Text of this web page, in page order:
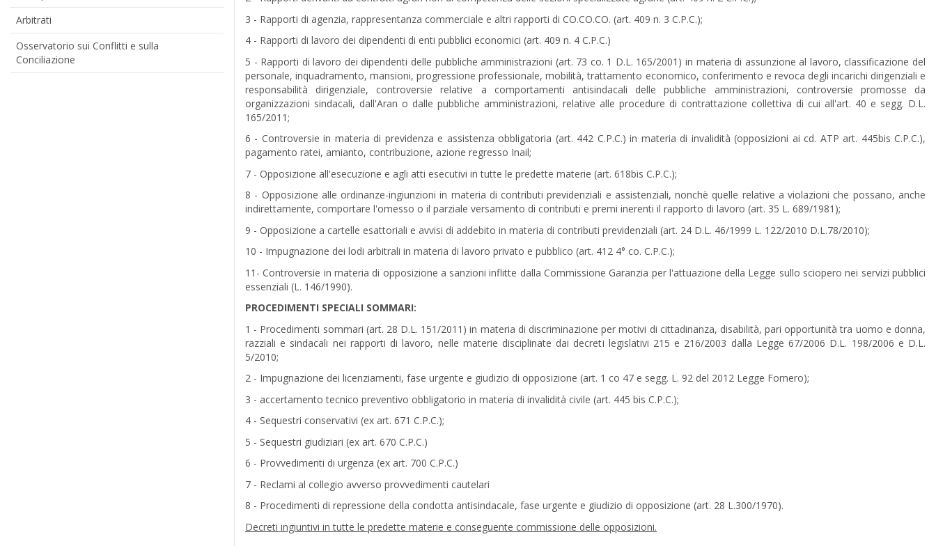
Arbitrati
Osservatorio sui Conflitti e sulla
Conciliazione
3 - Rapporti di agenzia, rappresentanza commerciale e altri rapporti di CO.CO.CO. (art. 409 n. 3 C.P.C.);
4 - Rapporti di lavoro dei dipendenti di enti pubblici economici (art. 409 n. 4 C.P.C.)
5 - Rapporti di lavoro dei dipendenti delle pubbliche amministrazioni (art. 73 co. 1 D.L. 165/2001) in materia di assunzione al lavoro, classificazione del
personale, inquadramento, mansioni, progressione professionale, mobilità, trattamento economico, conferimento e revoca degli incarichi dirigenziali e
responsabilità dirigenziale, controversie relative a comportamenti antisindacali delle pubbliche amministrazioni, controversie promosse da
organizzazioni sindacali, dall'Aran o dalle pubbliche amministrazioni, relative alle procedure di contrattazione collettiva di cui all'art. 40 e segg. D.L.
165/2011;
6 - Controversie in materia di previdenza e assistenza obbligatoria (art. 442 C.P.C.) in materia di invalidità (opposizioni ai cd. ATP art. 445bis C.P.C.),
pagamento ratei, amianto, contribuzione, azione regresso Inail;
7 - Opposizione all'esecuzione e agli atti esecutivi in tutte le predette materie (art. 618bis C.P.C.);
8 - Opposizione alle ordinanze-ingiunzioni in materia di contributi previdenziali e assistenziali, nonchè quelle relative a violazioni che possano, anche
indirettamente, comportare l'omesso o il parziale versamento di contributi e premi inerenti il rapporto di lavoro (art. 35 L. 689/1981);
9 - Opposizione a cartelle esattoriali e avvisi di addebito in materia di contributi previdenziali (art. 24 D.L. 46/1999 L. 122/2010 D.L.78/2010);
10 - Impugnazione dei lodi arbitrali in materia di lavoro privato e pubblico (art. 412 4° co. C.P.C.);
11- Controversie in materia di opposizione a sanzioni inflitte dalla Commissione Garanzia per l'attuazione della Legge sullo sciopero nei servizi pubblici
essenziali (L. 146/1990).
PROCEDIMENTI SPECIALI SOMMARI:
1 - Procedimenti sommari (art. 28 D.L. 151/2011) in materia di discriminazione per motivi di cittadinanza, disabilità, pari opportunità tra uomo e donna,
razziali e sindacali nei rapporti di lavoro, nelle materie disciplinate dai decreti legislativi 215 e 216/2003 dalla Legge 67/2006 D.L. 198/2006 e D.L.
5/2010;
2 - Impugnazione dei licenziamenti, fase urgente e giudizio di opposizione (art. 1 co 47 e segg. L. 92 del 2012 Legge Fornero);
3 - accertamento tecnico preventivo obbligatorio in materia di invalidità civile (art. 445 bis C.P.C.);
4 - Sequestri conservativi (ex art. 671 C.P.C.);
5 - Sequestri giudiziari (ex art. 670 C.P.C.)
6 - Provvedimenti di urgenza (ex art. 700 C.P.C.)
7 - Reclami al collegio avverso provvedimenti cautelari
8 - Procedimenti di repressione della condotta antisindacale, fase urgente e giudizio di opposizione (art. 28 L.300/1970).
Decreti ingiuntivi in tutte le predette materie e conseguente commissione delle opposizioni.